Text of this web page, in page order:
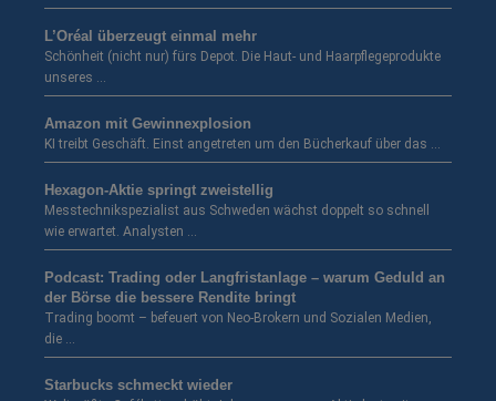
L’Oréal überzeugt einmal mehr
Schönheit (nicht nur) fürs Depot. Die Haut- und Haarpflegeprodukte
unseres …
Amazon mit Gewinnexplosion
KI treibt Geschäft. Einst angetreten um den Bücherkauf über das …
Hexagon-Aktie springt zweistellig
Messtechnikspezialist aus Schweden wächst doppelt so schnell
wie erwartet. Analysten …
Podcast: Trading oder Langfristanlage – warum Geduld an
der Börse die bessere Rendite bringt
Trading boomt – befeuert von Neo-Brokern und Sozialen Medien,
die …
Starbucks schmeckt wieder